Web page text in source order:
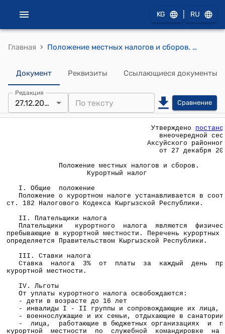
KG RU
Главная › Положение местных налогов и сборов. Курортный налог (утвержден постановлением внеочередной сессиии Аксуйского районного Кенеша от 27 декабря 2006 г.)
Документ Реквизиты Ссылающиеся документы
Редакция
27.12.2006 Сравнение